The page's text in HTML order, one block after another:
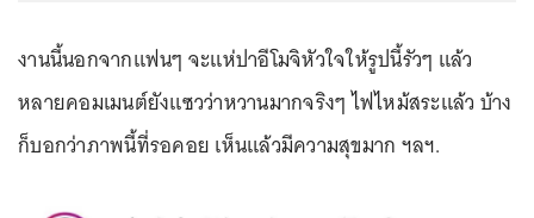
งานนี้นอกจากแฟนๆ จะแห่ปาอีโมจิหัวใจให้รูปนี้รัวๆ แล้ว
หลายคอมเมนต์ยังแซวว่าหวานมากจริงๆ ไฟไหม้สระแล้ว บ้าง
ก็บอกว่าภาพนี้ที่รอคอย เห็นแล้วมีความสุขมาก ฯลฯ.